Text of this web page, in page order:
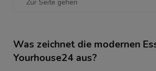
Was zeichnet die modernen
Yourhouse24 aus?